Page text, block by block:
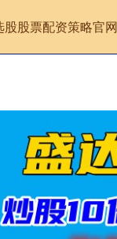
股股票配资策略官网